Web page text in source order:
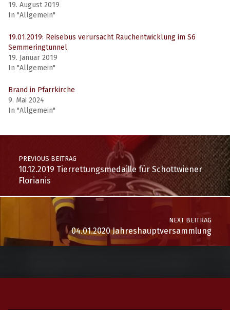
19. August 2019
In "Allgemein"
19.01.2019: Reisebus verursacht Rauchentwicklung im S6
Semmeringtunnel
19. Januar 2019
In "Allgemein"
Brand in Pfarrkirche
9. Mai 2024
In "Allgemein"
FF Steinhaus am Semmering
PREVIOUS BEITRAG
10.12.2019 Tierrettungsmedaille für Schottwiener
Florianis
NEXT BEITRAG
04.01.2020 Jahreshauptversammlung